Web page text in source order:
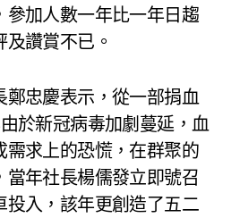
參加人數一年比一年日趨
讚賞不已。
鄭忠慶表示，從一部捐血
於新冠病毒加劇蔓延，血
需求上的恐慌，在群聚的
年社長楊儒發立即號召
投入，該年更創造了五二